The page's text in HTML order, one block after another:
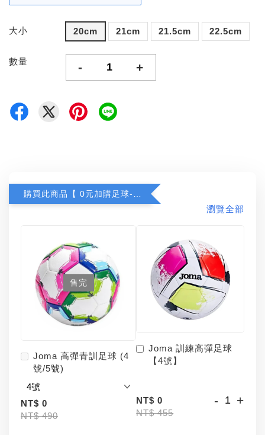
大小 20cm 21cm 21.5cm 22.5cm
數量 - +
瀏覽全部
售完
Joma 高彈青訓足球 (4
號/5號)
NT$ 0
NT$ 490
Joma 訓練高彈足球
【4號】
NT$ 0
NT$ 455
- +